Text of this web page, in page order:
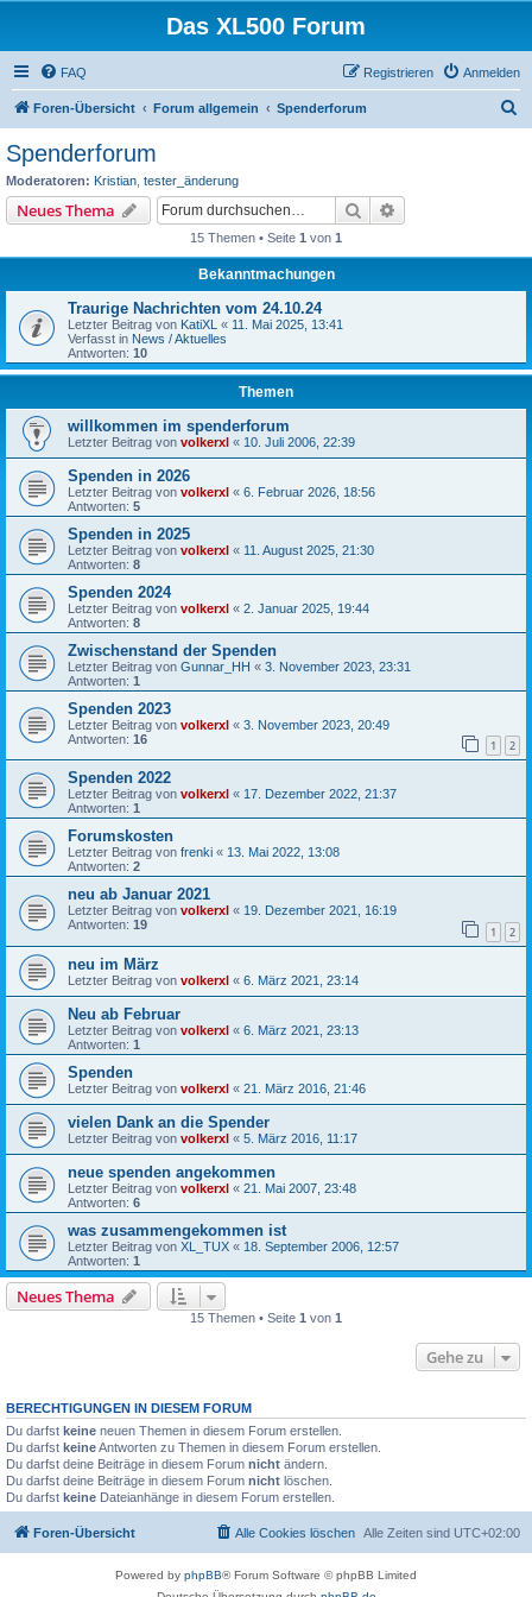
Das XL500 Forum
FAQ Anmelden
Registrieren
Foren-Übersicht Forum allgemein Spenderforum
Spenderforum
Moderatoren: Kristian tester_änderung
Neues Thema Suche
15 Themen • Seite 1 von 1
Bekanntmachungen
Traurige Nachrichten vom 24.10.24
Letzter Beitrag von KatiXL « 11. Mai 2025, 13:41
Verfasst in News / Aktuelles
Antworten: 10
Themen
willkommen im spenderforum
Letzter Beitrag von volkerxl « 10. Juli 2006, 22:39
Spenden in 2026
Letzter Beitrag von volkerxl « 6. Februar 2026, 18:56
Antworten: 5
Spenden in 2025
Letzter Beitrag von volkerxl « 11. August 2025, 21:30
Antworten: 8
Spenden 2024
Letzter Beitrag von volkerxl « 2. Januar 2025, 19:44
Antworten: 8
Zwischenstand der Spenden
Letzter Beitrag von Gunnar_HH « 3. November 2023, 23:31
Antworten: 1
Spenden 2023
Letzter Beitrag von volkerxl « 3. November 2023, 20:49
Antworten: 16 1 2
Spenden 2022
Letzter Beitrag von volkerxl « 17. Dezember 2022, 21:37
Antworten: 1
Forumskosten
Letzter Beitrag von frenki « 13. Mai 2022, 13:08
Antworten: 2
neu ab Januar 2021
Letzter Beitrag von volkerxl « 19. Dezember 2021, 16:19
Antworten: 19 1 2
neu im März
Letzter Beitrag von volkerxl « 6. März 2021, 23:14
Neu ab Februar
Letzter Beitrag von volkerxl « 6. März 2021, 23:13
Antworten: 1
Spenden
Letzter Beitrag von volkerxl « 21. März 2016, 21:46
vielen Dank an die Spender
Letzter Beitrag von volkerxl « 5. März 2016, 11:17
neue spenden angekommen
Letzter Beitrag von volkerxl « 21. Mai 2007, 23:48
Antworten: 6
was zusammengekommen ist
Letzter Beitrag von XL_TUX « 18. September 2006, 12:57
Antworten: 1
Neues Thema
15 Themen • Seite 1 von 1
Gehe zu
BERECHTIGUNGEN IN DIESEM FORUM
Du darfst keine neuen Themen in diesem Forum erstellen.
Du darfst keineAntworten zu Themen in diesem Forum erstellen.
Du darfst deine Beiträge in diesem Forum nicht ändern.
Du darfst deine Beiträge in diesem Forum nicht löschen.
Du darfst keine Dateianhänge in diesem Forum erstellen.
Foren-Übersicht Alle Zeiten sind UTC+02:00
Alle Cookies löschen
Powered by phpBB® Forum Software © phpBB Limited